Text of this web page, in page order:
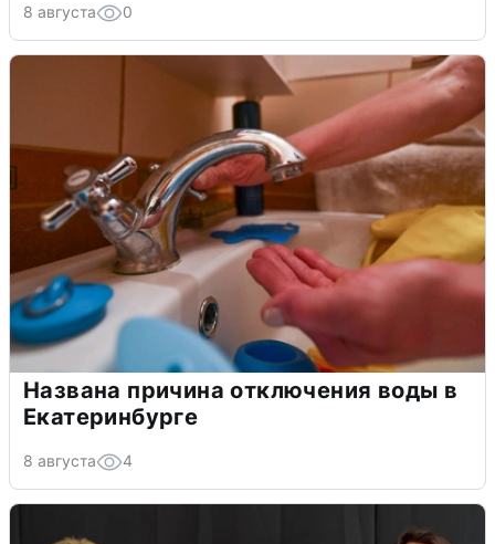
8 августа 0
Названа причина отключения воды в
Екатеринбурге
8 августа 4